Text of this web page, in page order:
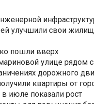
улучшили свои
пошли вверх
улице рядом
дорожного
квартиры от
июле показали рост